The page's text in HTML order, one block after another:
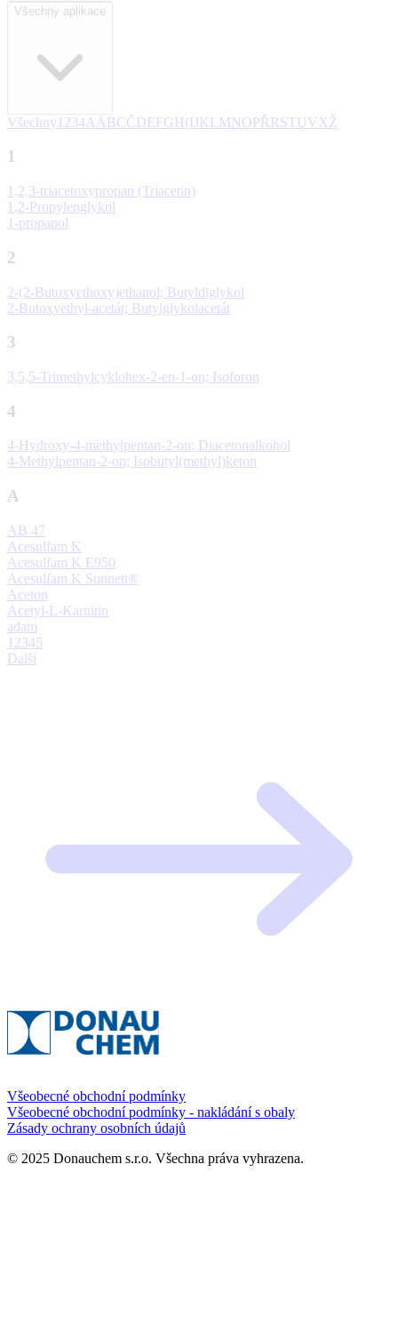
Všechny aplikace
Všechny 1 234A ÄBCČDEFGH(I JKLMNOPŘRSTUVXŽ
1
1,2,3-triacetoxypropan (Triacetin)
1,2-Propylenglykol
1-propanol
2
2-(2-Butoxyethoxy)ethanol; Butyldiglykol
2-Butoxyethyl-acetát; Butylglykolacetát
3
3,5,5-Trimethylcyklohex-2-en-1-on; Isoforon
4
4-Hydroxy-4-methylpentan-2-on; Diacetonalkohol
4-Methylpentan-2-on; Isobutyl(methyl)keton
A
AB 47
Acesulfam K
Acesulfam K E950
Acesulfam K Sunnett®
Aceton
Acetyl-L-Karnitin
adam
1 2345
Další
Všeobecné obchodní podmínky
Všeobecné obchodní podmínky - nakládání s obaly
Zásady ochrany osobních údajů
© 2025 Donauchem s.r.o. Všechna práva vyhrazena.